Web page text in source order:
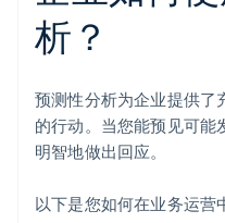
析？
预测性分析为企业提供了
的行动。当您能预见可能
明智地做出回应。
以下是您如何在业务运营